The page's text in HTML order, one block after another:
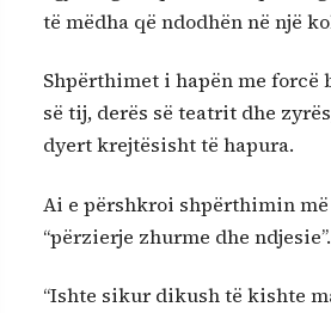
të mëdha që ndodhën në një
Shpërthimet i hapën me forcë
së tij, derës së teatrit dhe
dyert krejtësisht të hapura.
Ai e përshkroi shpërthimin më
“përzierje zhurme dhe ndjesie”.
“Ishte sikur dikush të kishte